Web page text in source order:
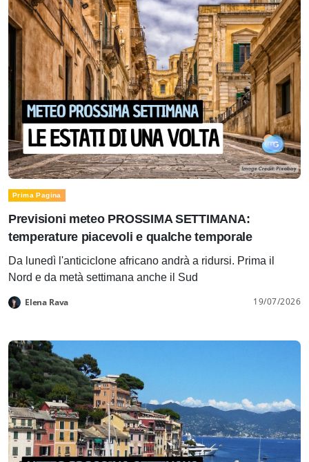
Prima Pagina
Previsioni meteo PROSSIMA SETTIMANA:
temperature piacevoli e qualche temporale
Da lunedì l'anticiclone africano andrà a ridursi. Prima il
Nord e da metà settimana anche il Sud
Elena Rava 19/07/2026